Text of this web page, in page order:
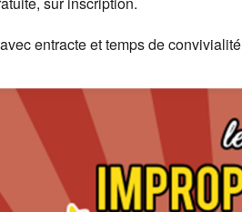
entracte et temps de convivialité